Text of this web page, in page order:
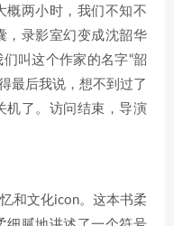
概两小时，我们不知不
，录影室幻变成沈韶华
叫这个作家的名字“韶
最后我说，想不到过了
机了。访问结束，导演
和文化icon。这本书柔